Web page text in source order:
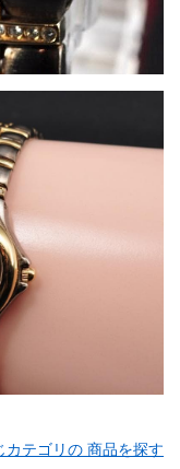
カテゴリの 商品を探す